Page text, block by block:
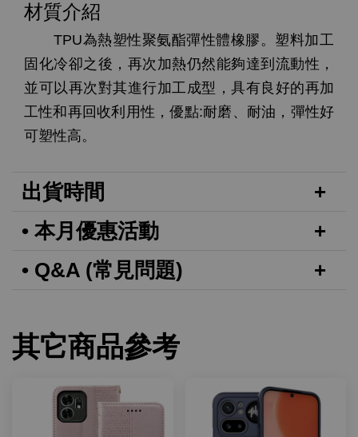
材質介紹
TPU為熱塑性聚氨酯彈性體橡膠。塑料加工
固化冷卻之後，再次加熱仍然能夠達到流動性，
並可以再次對其進行加工成型，具有良好的再加
工性和再回收利用性，優點:耐磨、耐油，彈性好
可塑性高。
出貨時間
• 本月優惠活動
• Q&A (常見問題)
其它商品參考